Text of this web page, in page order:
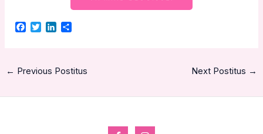
F
b
k
T
t
L
e
n
e
← Previous Postitus Next Postitus →